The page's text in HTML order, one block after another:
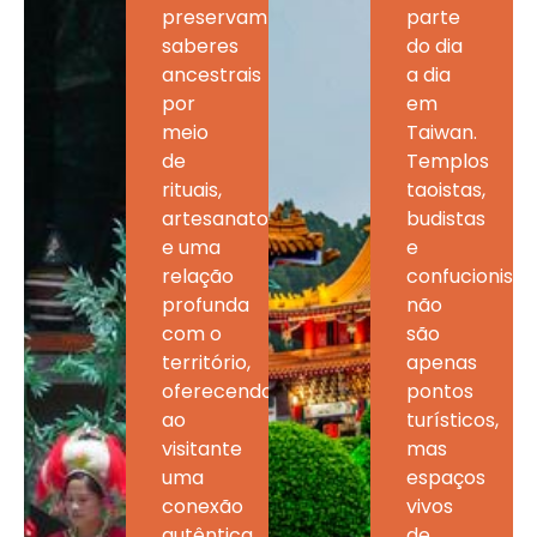
preservam
saberes
ancestrais
por
meio
de
rituais,
artesanato
e uma
relação
profunda
com o
território,
oferecendo
ao
visitante
uma
conexão
parte
do dia
a dia
em
Taiwan.
Templos
taoistas,
budistas
e
não
são
apenas
pontos
turísticos,
mas
espaços
vivos